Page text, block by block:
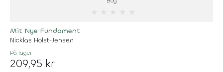
Mit Nye Fundament
Nicklas Holst-Jensen
På lager
209,95 kr